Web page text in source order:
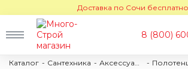
Доставка по Сочи
8 (800)
Каталог Сантехника Аксессуары